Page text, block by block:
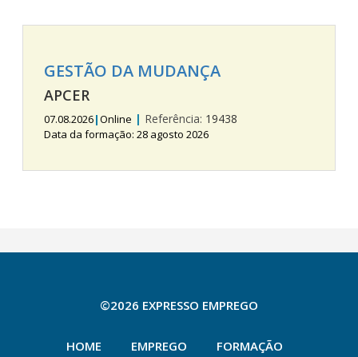
GESTÃO DA MUDANÇA
APCER
07.08.2026|Online | Referência: 19438
Data da formação: 28 agosto 2026
©2026 EXPRESSO EMPREGO
HOME EMPREGO FORMAÇÃO